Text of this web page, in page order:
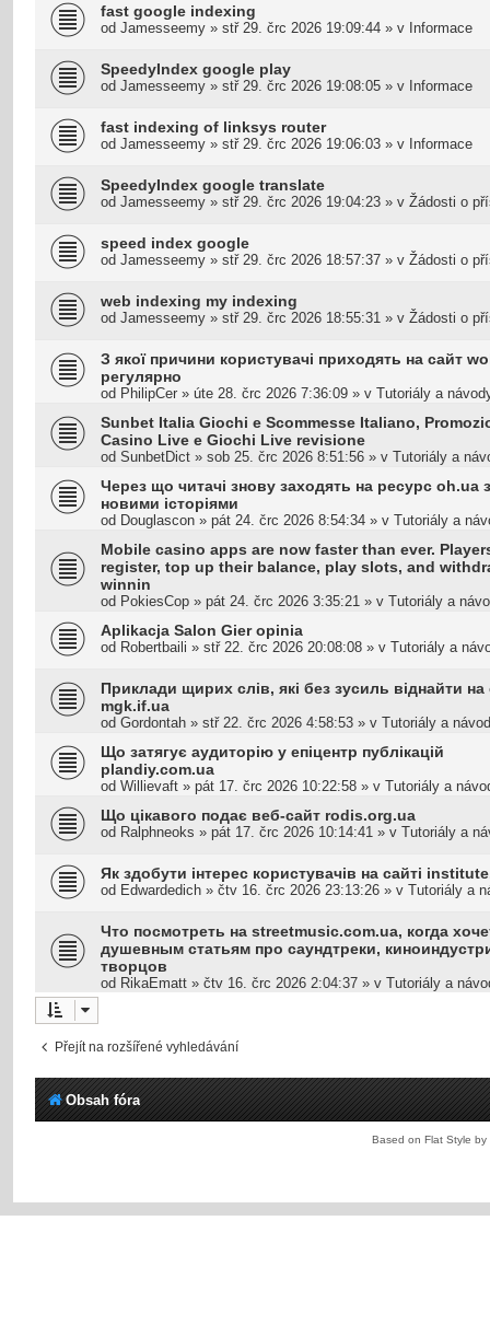
fast google indexing
od Jamesseemy » stř 29. črc 2026 19:09:44 » v Informace
SpeedyIndex google play
od Jamesseemy » stř 29. črc 2026 19:08:05 » v Informace
fast indexing of linksys router
od Jamesseemy » stř 29. črc 2026 19:06:03 » v Informace
SpeedyIndex google translate
od Jamesseemy » stř 29. črc 2026 19:04:23 » v Žádosti o
speed index google
od Jamesseemy » stř 29. črc 2026 18:57:37 » v Žádosti o
web indexing my indexing
od Jamesseemy » stř 29. črc 2026 18:55:31 » v Žádosti o
З якої причини користувачі приходять на сайт
регулярно
od PhilipCer » úte 28. črc 2026 7:36:09 » v Tutoriály a
Sunbet Italia Giochi e Scommesse Italiano,
Casino Live e Giochi Live revisione
od SunbetDict » sob 25. črc 2026 8:51:56 » v Tutoriály a
Через що читачі знову заходять на ресурс oh.ua
новими історіями
od Douglascon » pát 24. črc 2026 8:54:34 » v Tutoriály a
Mobile casino apps are now faster than ever.
register, top up their balance, play slots, and
winnin
od PokiesCop » pát 24. črc 2026 3:35:21 » v Tutoriály a
Aplikacja Salon Gier opinia
od Robertbaili » stř 22. črc 2026 20:08:08 » v Tutoriály a
Приклади щирих слів, які без зусиль віднайти на
mgk.if.ua
od Gordontah » stř 22. črc 2026 4:58:53 » v Tutoriály a
Що затягує аудиторію у епіцентр публікацій
plandiy.com.ua
od Willievaft » pát 17. črc 2026 10:22:58 » v Tutoriály a
Що цікавого подає веб-сайт rodis.org.ua
od Ralphneoks » pát 17. črc 2026 10:14:41 » v Tutoriály a
Як здобути інтерес користувачів на сайті
od Edwardedich » čtv 16. črc 2026 23:13:26 » v Tutoriály a
Что посмотреть на streetmusic.com.ua, когда
душевным статьям про саундтреки,
творцов
od RikaEmatt » čtv 16. črc 2026 2:04:37 » v Tutoriály a
Přejít na rozšířené vyhledávání
Obsah fóra
Based on Flat Style by